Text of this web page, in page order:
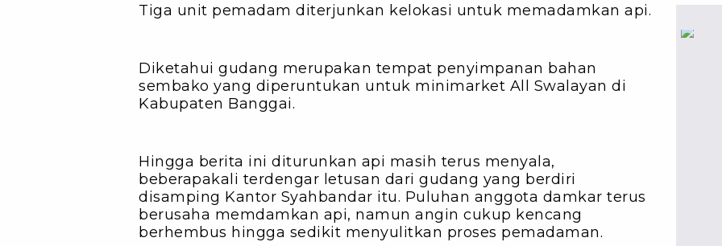
Tiga unit pemadam diterjunkan kelokasi untuk memadamkan api.
Diketahui gudang merupakan tempat penyimpanan bahan
sembako yang diperuntukan untuk minimarket All Swalayan di
Kabupaten Banggai.
Hingga berita ini diturunkan api masih terus menyala,
beberapakali terdengar letusan dari gudang yang berdiri
disamping Kantor Syahbandar itu. Puluhan anggota damkar terus
berusaha memdamkan api, namun angin cukup kencang
berhembus hingga sedikit menyulitkan proses pemadaman.